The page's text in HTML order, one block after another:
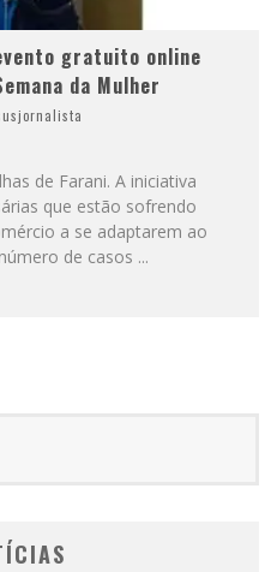
gratuito online
da Mulher
de Farani. A iniciativa
que estão sofrendo
a se adaptarem ao
de casos ...